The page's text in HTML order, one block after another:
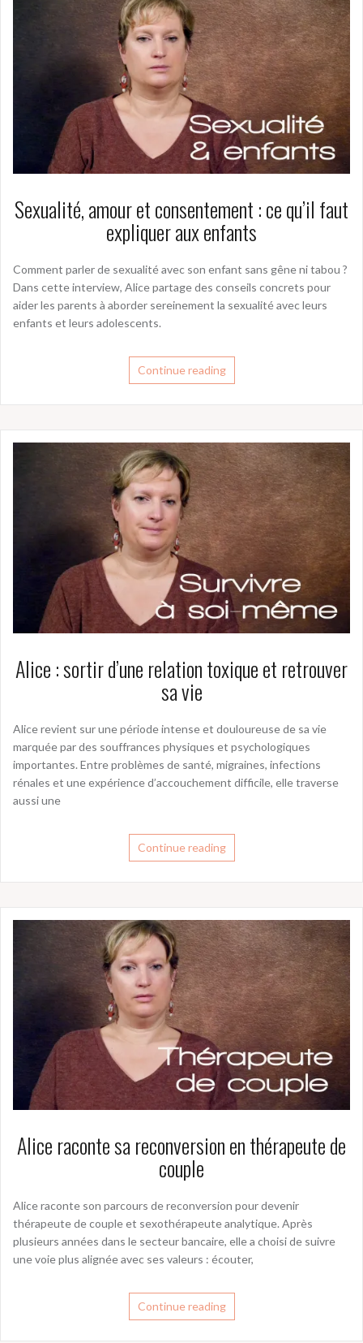
Sexualité, amour et consentement : ce qu’il faut
expliquer aux enfants
Comment parler de sexualité avec son enfant sans gêne ni tabou ?
Dans cette interview, Alice partage des conseils concrets pour
aider les parents à aborder sereinement la sexualité avec leurs
enfants et leurs adolescents.
Continue reading
Alice : sortir d’une relation toxique et retrouver
sa vie
Alice revient sur une période intense et douloureuse de sa vie
marquée par des souffrances physiques et psychologiques
importantes. Entre problèmes de santé, migraines, infections
rénales et une expérience d’accouchement difficile, elle traverse
aussi une
Continue reading
Alice raconte sa reconversion en thérapeute de
couple
Alice raconte son parcours de reconversion pour devenir
thérapeute de couple et sexothérapeute analytique. Après
plusieurs années dans le secteur bancaire, elle a choisi de suivre
une voie plus alignée avec ses valeurs : écouter,
Continue reading